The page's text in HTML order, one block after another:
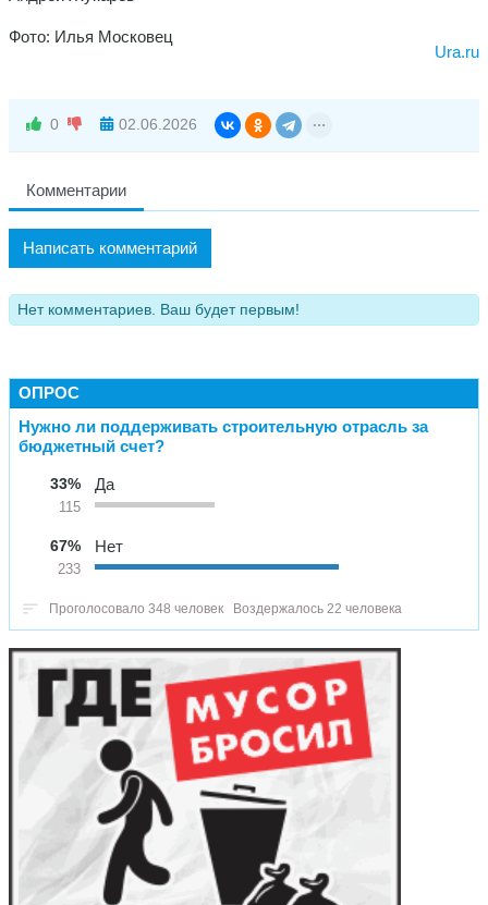
Фото: Илья Московец
Ura.ru
0 02.06.2026
Комментарии
Написать комментарий
Нет комментариев. Ваш будет первым!
ОПРОС
Нужно ли поддерживать строительную отрасль за
бюджетный счет?
33%
115
Да
67%
233
Нет
Проголосовало 348 человек Воздержалось 22 человека